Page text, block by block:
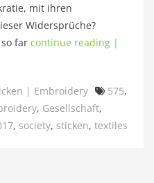
mit ihren
Widersprüche?
far continue reading |
| Embroidery Tags
575,
, Gesellschaft,
, society, sticken, textiles